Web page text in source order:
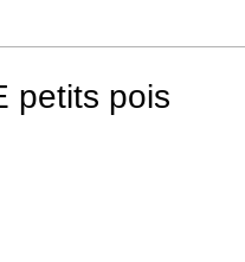
petits pois